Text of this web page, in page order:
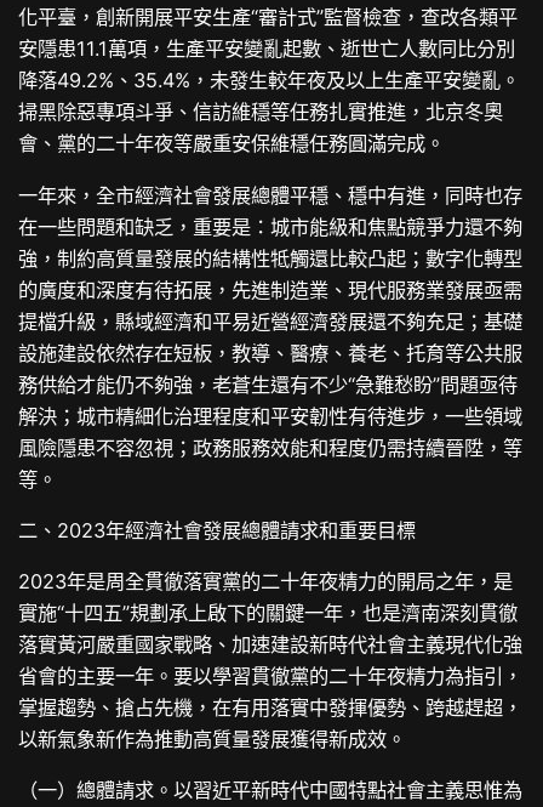
化平臺，創新開展平安生產“審計式”監督檢查，查改各類平
安隱患11.1萬項，生產平安變亂起數、逝世亡人數同比分別
降落49.2%、35.4%，未發生較年夜及以上生產平安變亂。
掃黑除惡專項斗爭、信訪維穩等任務扎實推進，北京冬奧
會、黨的二十年夜等嚴重安保維穩任務圓滿完成。
一年來，全市經濟社會發展總體平穩、穩中有進，同時也存
在一些問題和缺乏，重要是：城市能級和焦點競爭力還不夠
強，制約高質量發展的結構性牴觸還比較凸起；數字化轉型
的廣度和深度有待拓展，先進制造業、現代服務業發展亟需
提檔升級，縣域經濟和平易近營經濟發展還不夠充足；基礎
設施建設依然存在短板，教導、醫療、養老、托育等公共服
務供給才能仍不夠強，老蒼生還有不少“急難愁盼”問題亟待
解決；城市精細化治理程度和平安韌性有待進步，一些領域
風險隱患不容忽視；政務服務效能和程度仍需持續晉陞，等
等。
二、2023年經濟社會發展總體請求和重要目標
2023年是周全貫徹落實黨的二十年夜精力的開局之年，是
實施“十四五”規劃承上啟下的關鍵一年，也是濟南深刻貫徹
落實黃河嚴重國家戰略、加速建設新時代社會主義現代化強
省會的主要一年。要以學習貫徹黨的二十年夜精力為指引，
掌握趨勢、搶占先機，在有用落實中發揮優勢、跨越趕超，
以新氣象新作為推動高質量發展獲得新成效。
（一）總體請求。以習近平新時代中國特點社會主義思惟為